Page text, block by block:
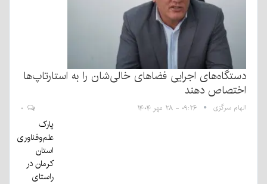
دستگاه‌های اجرایی فضاهای خالی‌شان را به استارتاپ‌ها
اختصاص دهند
الهام سرگزی ۰۹:۲۶ - ۲۸ مهر ۱۴۰۴
پارک
علم‌وفناوری
استان
کرمان در
راستای